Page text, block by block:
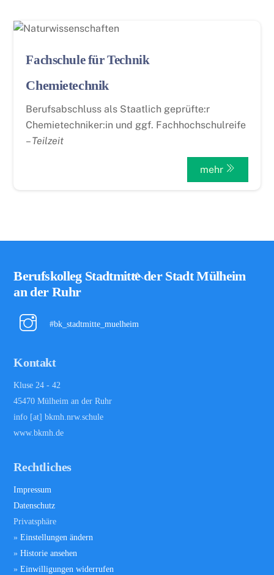
Fachschule für Technik
Chemietechnik
Berufsabschluss als Staatlich geprüfte:r
Chemietechniker:in und ggf. Fachhochschulreife
–Teilzeit
mehr
Back
Berufskolleg Stadtmitte der Stadt Mülheim
an der Ruhr
#bk_stadtmitte_muelheim
Kontakt
Kluse 24 - 42
45470 Mülheim an der Ruhr
info [at] bkmh.nrw.schule
www.bkmh.de
Rechtliches
Impressum
Datenschutz
Privatsphäre
»Einstellungen ändern
»Historie ansehen
»Einwilligungen widerrufen